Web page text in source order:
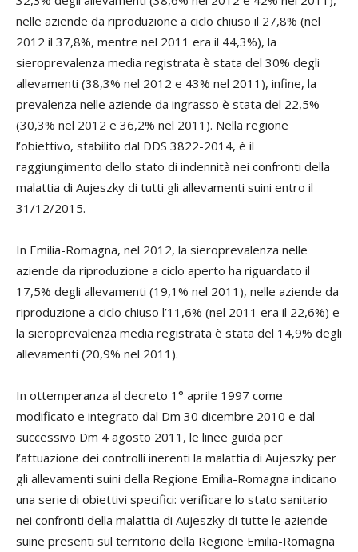
nelle aziende da riproduzione a ciclo chiuso il 27,8% (nel
2012 il 37,8%, mentre nel 2011 era il 44,3%), la
sieroprevalenza media registrata è stata del 30% degli
allevamenti (38,3% nel 2012 e 43% nel 2011), infine, la
prevalenza nelle aziende da ingrasso è stata del 22,5%
(30,3% nel 2012 e 36,2% nel 2011). Nella regione
l’obiettivo, stabilito dal DDS 3822-2014, è il
raggiungimento dello stato di indennità nei confronti della
malattia di Aujeszky di tutti gli allevamenti suini entro il
31/12/2015.
In Emilia-Romagna, nel 2012, la sieroprevalenza nelle
aziende da riproduzione a ciclo aperto ha riguardato il
17,5% degli allevamenti (19,1% nel 2011), nelle aziende da
riproduzione a ciclo chiuso l’11,6% (nel 2011 era il 22,6%) e
la sieroprevalenza media registrata è stata del 14,9% degli
allevamenti (20,9% nel 2011).
In ottemperanza al decreto 1° aprile 1997 come
modificato e integrato dal Dm 30 dicembre 2010 e dal
successivo Dm 4 agosto 2011, le linee guida per
l’attuazione dei controlli inerenti la malattia di Aujeszky per
gli allevamenti suini della Regione Emilia-Romagna indicano
una serie di obiettivi specifici: verificare lo stato sanitario
nei confronti della malattia di Aujeszky di tutte le aziende
suine presenti sul territorio della Regione Emilia-Romagna